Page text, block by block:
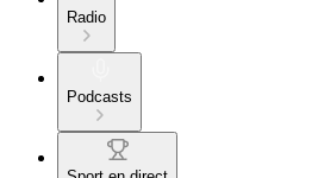
Radio
Podcasts